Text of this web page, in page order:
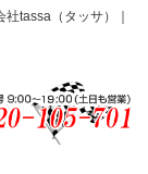
tassa（タッサ）｜